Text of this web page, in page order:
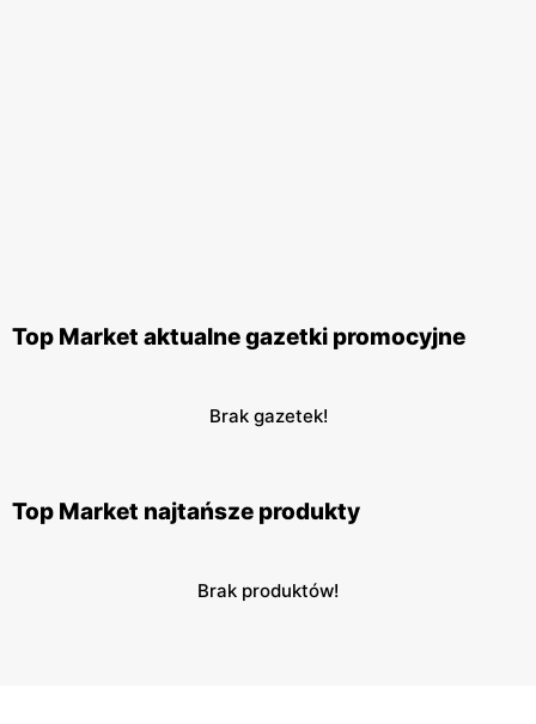
Top Market aktualne gazetki promocyjne
Brak gazetek!
Top Market najtańsze produkty
Brak produktów!